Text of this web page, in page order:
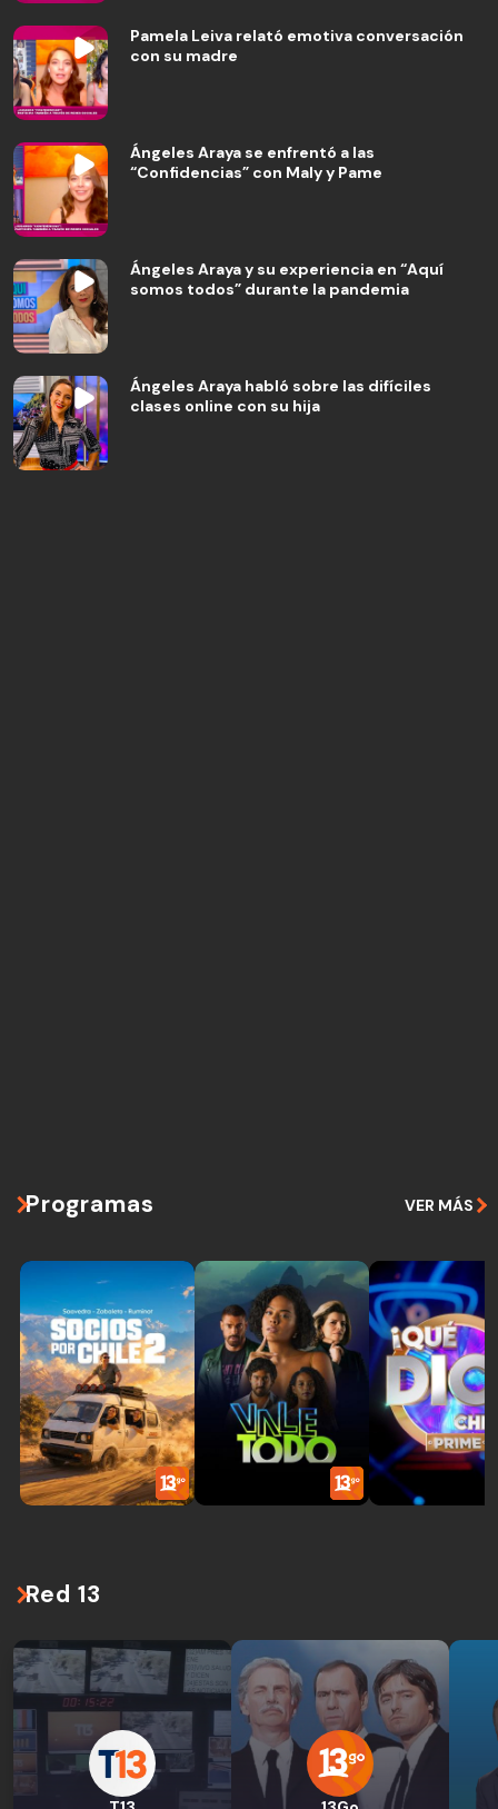
Pamela Leiva relató emotiva conversación
con su madre
Ángeles Araya se enfrentó a las
“Confidencias” con Maly y Pame
Ángeles Araya y su experiencia en “Aquí
somos todos” durante la pandemia
Ángeles Araya habló sobre las difíciles
clases online con su hija
Programas VER MÁS
Red 13